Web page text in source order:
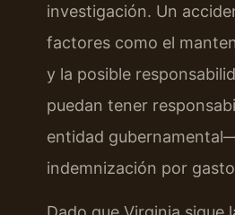
investigación. Un
factores como el
y la posible
puedan tener
entidad
indemnización por